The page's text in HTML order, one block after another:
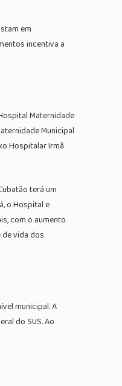
em
incentiva a
Maternidade
Municipal
Hospitalar Irmã
terá um
o Hospital e
com o aumento
vida dos
municipal. A
do SUS. Ao